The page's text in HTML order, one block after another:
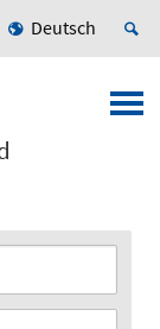
Deutsch